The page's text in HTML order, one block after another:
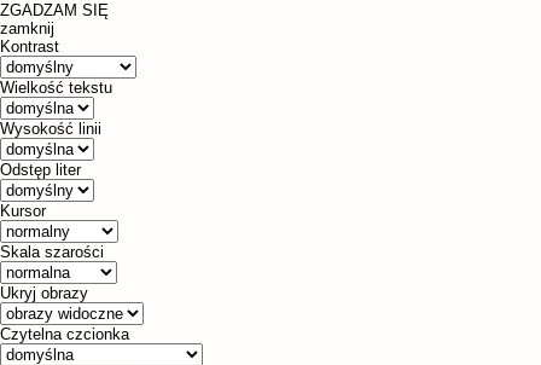
ZGADZAM SIĘ
zamknij
Kontrast
Wielkość tekstu
Wysokość linii
Odstęp liter
Kursor
Skala szarości
Ukryj obrazy
Czytelna czcionka